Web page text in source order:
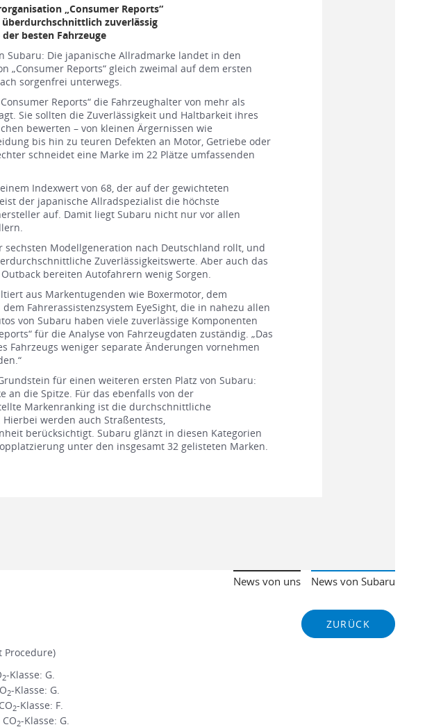
„Consumer Reports“
zuverlässig
besten Fahrzeuge
Subaru: Die japanische Allradmarke landet in den
„Consumer Reports“ gleich zweimal auf dem ersten
sorgenfrei unterwegs.
Reports“ die Fahrzeughalter von mehr als
Sie sollten die Zuverlässigkeit und Haltbarkeit ihres
bewerten – von kleinen Ärgernissen wie
bis hin zu teuren Defekten an Motor, Getriebe oder
schneidet eine Marke im 22 Plätze umfassenden
Indexwert von 68, der auf der gewichteten
der japanische Allradspezialist die höchste
auf. Damit liegt Subaru nicht nur vor allen
sechsten Modellgeneration nach Deutschland rollt, und
Zuverlässigkeitswerte. Aber auch das
bereiten Autofahrern wenig Sorgen.
aus Markentugenden wie Boxermotor, dem
Fahrerassistenzsystem EyeSight, die in nahezu allen
von Subaru haben viele zuverlässige Komponenten
für die Analyse von Fahrzeugdaten zuständig. „Das
Fahrzeugs weniger separate Änderungen vornehmen
für einen weiteren ersten Platz von Subaru:
an die Spitze. Für das ebenfalls von der
Markenranking ist die durchschnittliche
werden auch Straßentests,
berücksichtigt. Subaru glänzt in diesen Kategorien
unter den insgesamt 32 gelisteten Marken.
News von Subaru
News von uns
ZURÜCK
Procedure)
2-Klasse: G.
2-Klasse: G.
2-Klasse: F.
2-Klasse: G.